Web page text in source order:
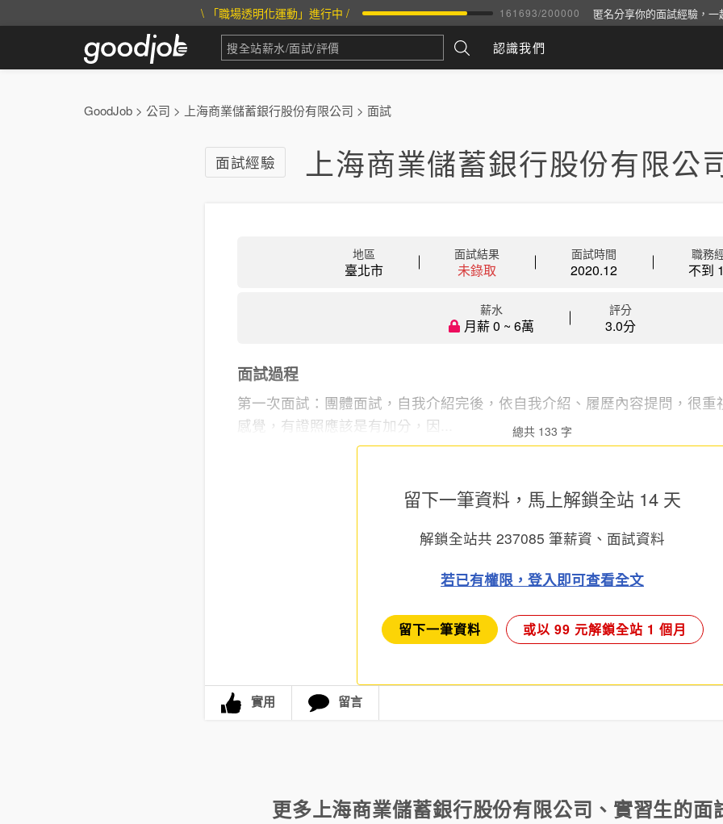
\ 「職場透明化運動」進行中 / 161693/200000 匿名分享你的面試經驗，
認識我們
GoodJob > 公司 > 上海商業儲蓄銀行股份有限公司 > 面試
面試經驗 上海商業儲蓄銀行股份有限公
地區
臺北市
面試結果
未錄取
面試時間
2020.12
職務
不到
薪水
月薪 0 ~ 6萬
評分
3.0分
面試過程
第一次面試：團體面試，自我介紹完後，依自我介紹、履歷內容提問，很
感覺，有證照應該是有加分，因...
總共 133 字
留下一筆資料，馬上解鎖全站 14 天
解鎖全站共 237085 筆薪資、面試資料
若已有權限，登入即可查看全文
留下一筆資料 或以 99 元解鎖全站 1 個月
實用 留言
更多上海商業儲蓄銀行股份有限公司 、 實習生的面